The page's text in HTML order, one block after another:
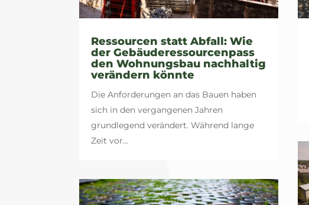
Ressourcen statt Abfall: Wie
der Gebäuderessourcenpass
den Wohnungsbau nachhaltig
verändern könnte
Die Anforderungen an das Bauen haben
sich in den vergangenen Jahren
grundlegend verändert. Während lange
Zeit vor...